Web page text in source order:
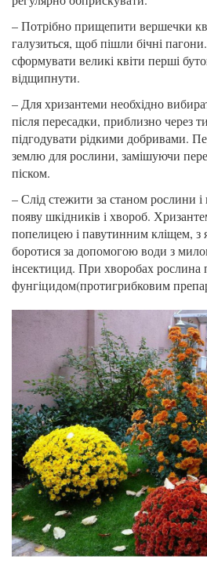
– Потрібно прищепити вершечки
галузиться, щоб пішли бічні
сформувати великі квіти перші
відщипнути.
– Для хризантеми необхідно
після пересадки, приблизно через
підгодувати рідкими добривами.
землю для рослини, замішуючи
піском.
– Слід стежити за станом рослини і
появу шкідників і хвороб.
попелицею і павутинним кліщем, з
боротися за допомогою води з
інсектицид. При хворобах рослина
фунгіцидом(протигрибковим